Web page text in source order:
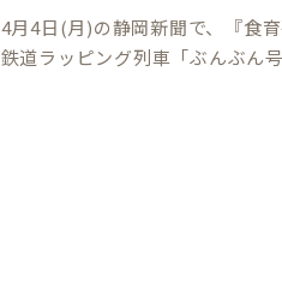
4月4日(月)の静岡新聞で、『食
鉄道ラッピング列車「ぶんぶん